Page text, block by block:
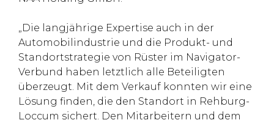
„Die langjährige Expertise auch in der
Automobilindustrie und die Produkt- und
Standortstrategie von Rüster im Navigator-
Verbund haben letztlich alle Beteiligten
überzeugt. Mit dem Verkauf konnten wir eine
Lösung finden, die den Standort in Rehburg-
Loccum sichert. Den Mitarbeitern und dem